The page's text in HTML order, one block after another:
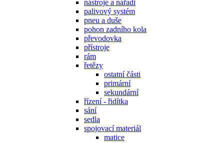
nástroje a nářadí
palivový systém
pneu a duše
pohon zadního kola
převodovka
přístroje
rám
řetězy
ostatní části
primární
sekundární
řízení - řidítka
sání
sedla
spojovací materiál
matice